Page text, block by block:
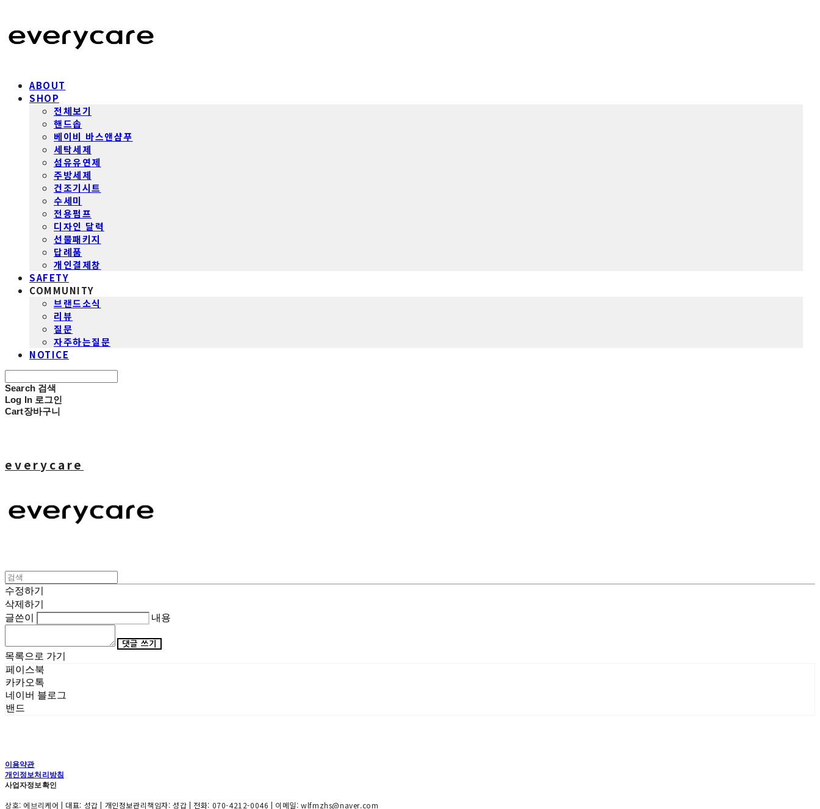
ABOUT
SHOP
전체보기
핸드솝
베이비 바스앤샴푸
세탁세제
섬유유연제
주방세제
건조기시트
수세미
전용펌프
디자인 달력
선물패키지
답례품
개인결제창
SAFETY
COMMUNITY
브랜드소식
리뷰
질문
자주하는질문
NOTICE
Search 검색
Log In 로그인
Cart장바구니
everycare
수정하기
삭제하기
글쓴이
내용
댓글 쓰기
목록으로 가기
페이스북
카카오톡
네이버 블로그
밴드
이용약관
개인정보처리방침
사업자정보확인
상호: 에브리케어 | 대표: 성갑 | 개인정보관리책임자: 성갑 | 전화: 070-4212-0046 | 이메일: wlfmzhs@naver.com